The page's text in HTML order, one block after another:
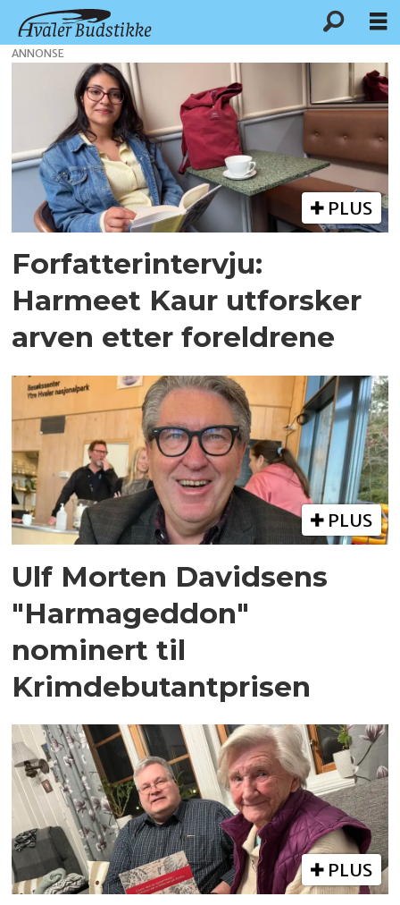
forfattere
ANNONSE
PLUS
Forfatterintervju:
Harmeet Kaur utforsker
arven etter foreldrene
PLUS
Ulf Morten Davidsens
"Harmageddon"
nominert til
Krimdebutantprisen
PLUS